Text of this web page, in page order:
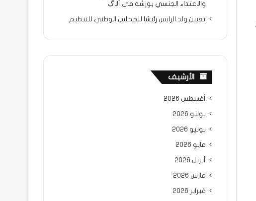
والاعتداء الجنسي بورشة في ألاگ
تعيين ولد الرايس رئيسًا للمجلس الوطني للتنظيم
الأرشيف
أغسطس 2026
يوليو 2026
يونيو 2026
مايو 2026
أبريل 2026
مارس 2026
فبراير 2026